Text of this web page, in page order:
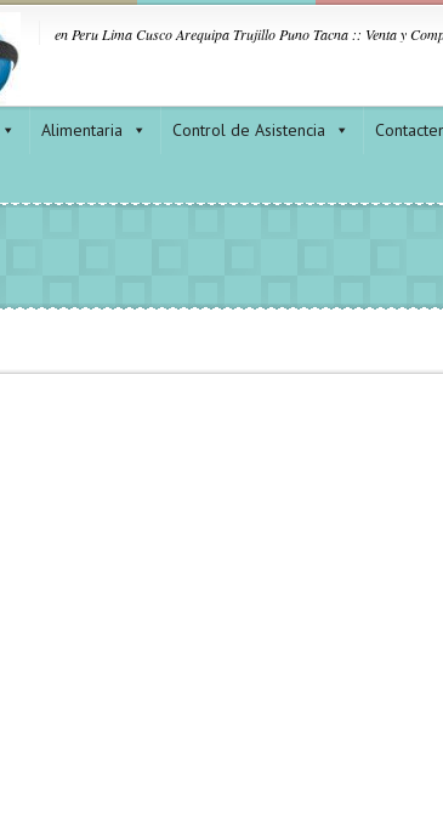
en Peru Lima Cusco Arequipa Trujillo Puno Tacna :: Venta y
Alimentaria Control de Asistencia